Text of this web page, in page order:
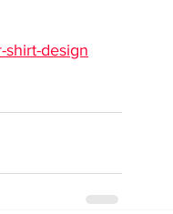
shirt-design